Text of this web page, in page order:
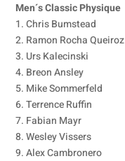
Men´s Classic Physique
1. Chris Bumstead
2. Ramon Rocha Queiroz
3. Urs Kalecinski
4. Breon Ansley
5. Mike Sommerfeld
6. Terrence Ruffin
7. Fabian Mayr
8. Wesley Vissers
9. Alex Cambronero